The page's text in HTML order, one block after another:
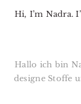
Hi, I’m Nadra.
Hallo ich bin
designe Stoffe